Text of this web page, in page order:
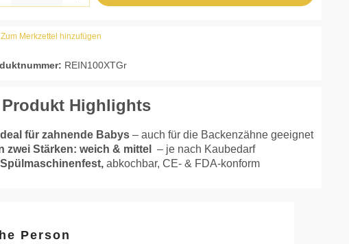
Zum Merkzettel hinzufügen
REIN100XTGr
Produkt Highlights
für zahnende Babys– auch für die Backenzähne geeignet
zwei Stärken: weich & mittel – je nach Kaubedarf
Spülmaschinenfest, abkochbar, CE- & FDA-konform
Person